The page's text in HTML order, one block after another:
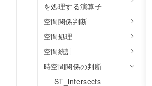
を処理する演算子
空間関係判断
空間処理
空間統計
時空間関係の判断
ST_intersects